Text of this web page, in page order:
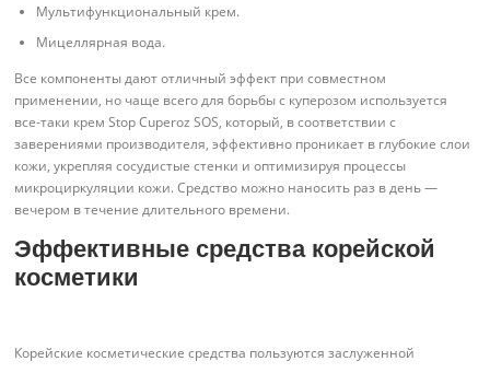
Мультифункциональный крем.
Мицеллярная вода.
Все компоненты дают отличный эффект при совместном
применении, но чаще всего для борьбы с куперозом используется
все-таки крем Stop Cuperoz SOS, который, в соответствии с
заверениями производителя, эффективно проникает в глубокие слои
кожи, укрепляя сосудистые стенки и оптимизируя процессы
микроциркуляции кожи. Средство можно наносить раз в день —
вечером в течение длительного времени.
Эффективные средства корейской
косметики
Корейские косметические средства пользуются заслуженной